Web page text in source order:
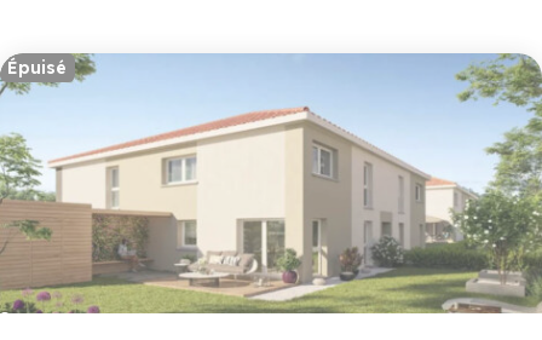
Ressources
Financer
Épuisé